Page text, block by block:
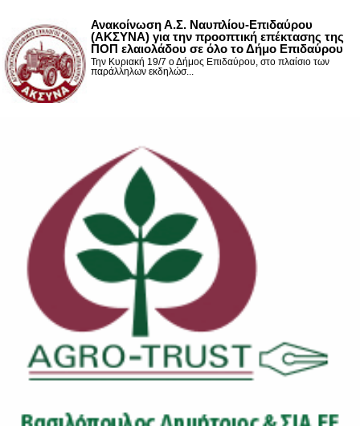
Ανακοίνωση Α.Σ. Ναυπλίου-Επιδαύρου
(ΑΚΣΥΝΑ) για την προοπτική επέκτασης της
ΠΟΠ ελαιολάδου σε όλο το Δήμο Επιδαύρου
Την Κυριακή 19/7 ο Δήμος Επιδαύρου, στο πλαίσιο των
παράλληλων εκδηλώσ...